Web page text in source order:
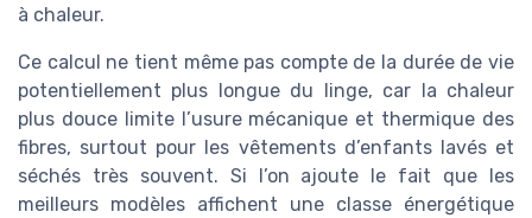
à chaleur.
Ce calcul ne tient même pas compte de la durée de vie
potentiellement plus longue du linge, car la chaleur
plus douce limite l’usure mécanique et thermique des
fibres, surtout pour les vêtements d’enfants lavés et
séchés très souvent. Si l’on ajoute le fait que les
meilleurs modèles affichent une classe énergétique